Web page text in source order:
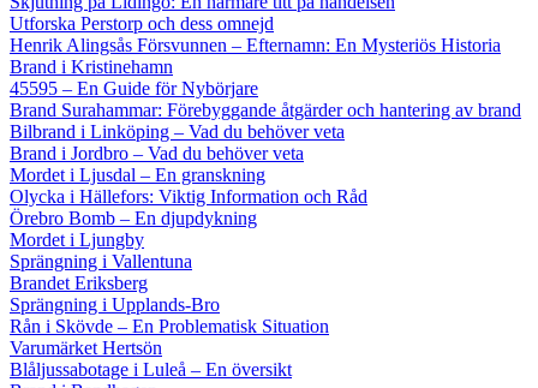
Utforska Perstorp och dess omnejd
Henrik Alingsås Försvunnen – Efternamn: En Mysteriös Historia
Brand i Kristinehamn
45595 – En Guide för Nybörjare
Brand Surahammar: Förebyggande åtgärder och hantering av brand
Bilbrand i Linköping – Vad du behöver veta
Brand i Jordbro – Vad du behöver veta
Mordet i Ljusdal – En granskning
Olycka i Hällefors: Viktig Information och Råd
Örebro Bomb – En djupdykning
Mordet i Ljungby
Sprängning i Vallentuna
Brandet Eriksberg
Sprängning i Upplands-Bro
Rån i Skövde – En Problematisk Situation
Varumärket Hertsön
Blåljussabotage i Luleå – En översikt